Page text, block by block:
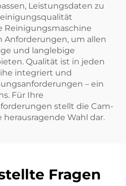
Leistungsdaten zu
Reinigungsmaschine
um allen
und langlebige
Qualität ist in jeden
integriert und
– ein
Für Ihre
stellt die Cam-
herausragende Wahl dar.
Fragen